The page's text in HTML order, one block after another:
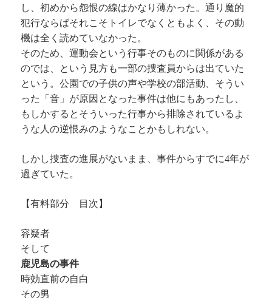
し、初めから怨恨の線はかなり薄かった。通り魔的
犯行ならばそれこそトイレでなくともよく、その動
機は全く読めていなかった。
そのため、運動会という行事そのものに関係がある
のでは、という見方も一部の捜査員からは出ていた
という。公園での子供の声や学校の部活動、そうい
った「音」が原因となった事件は他にもあったし、
もしかするとそういった行事から排除されているよ
うな人の逆恨みのようなことかもしれない。
しかし捜査の進展がないまま、事件からすでに4年が
過ぎていた。
【有料部分 目次】
容疑者
そして
鹿児島の事件
時効直前の自白
その男